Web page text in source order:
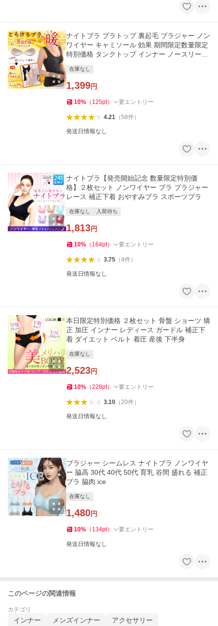
ナイトブラ ブラトップ 裏起毛 ブラジャー ノン
ワイヤー キャミソール 効果 期間限定数量限定
特別価格 タンクトップ インナー ノースリーブ
在庫なし
1,399円
10% （ 125pt） 要エントリー
4.21（58件）
発送日情報なし
ナイトブラ【発売開始記念 数量限定特別価
格】２枚セット ノンワイヤー ブラ ブラジャー
レース 補正下着 おやすみブラ スポーツブラ
在庫なし 入荷待ち
1,813円
10% （ 164pt） 要エントリー
3.75（4件）
発送日情報なし
本日限定特別価格 ２枚セット 骨盤 ショーツ 矯
正 加圧 インナー レディース ガードル 補正下
着 ダイエット ベルト 着圧 産後 下半身
在庫なし
2,523円
10% （228pt） 要エントリー
3.10（20件）
発送日情報なし
ブラジャー シームレス ナイトブラ ノンワイヤ
ー 脇高 30代 40代 50代 育乳 谷間 盛れる 補正
ブラ 脇肉 ice
在庫なし
1,480円
10% （ 134pt） 要エントリー
発送日情報なし
このページの関連情報
カテゴリ
インナー メンズインナー アクセサリー